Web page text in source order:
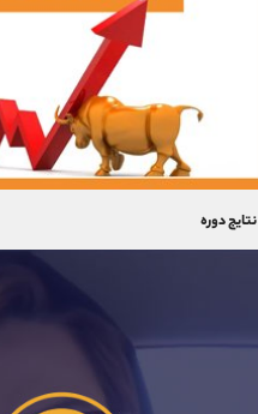
نتایج دوره